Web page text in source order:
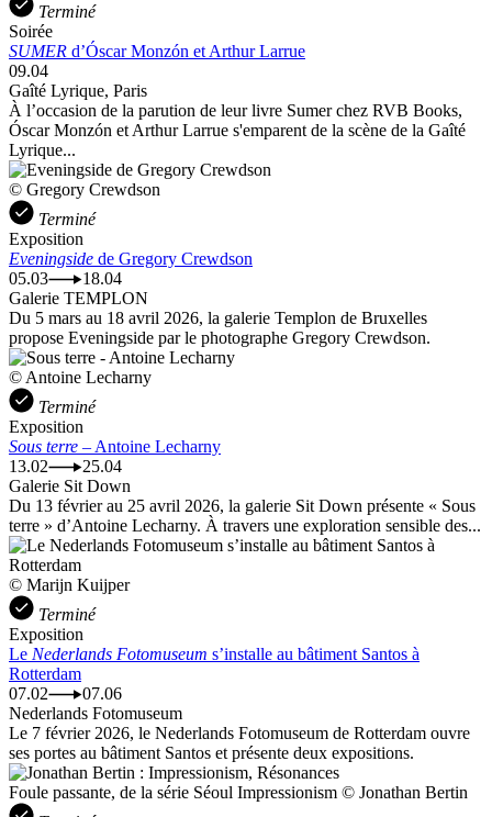
Terminé
Soirée
SUMER d’Óscar Monzón et Arthur Larrue
09.04
Gaîté Lyrique, Paris
À l’occasion de la parution de leur livre Sumer chez RVB Books,
Óscar Monzón et Arthur Larrue s'emparent de la scène de la Gaîté
Lyrique...
© Gregory Crewdson
Terminé
Exposition
Eveningside de Gregory Crewdson
05.03
18.04
Galerie TEMPLON
Du 5 mars au 18 avril 2026, la galerie Templon de Bruxelles
propose Eveningside par le photographe Gregory Crewdson.
© Antoine Lecharny
Terminé
Exposition
Sous terre – Antoine Lecharny
13.02
25.04
Galerie Sit Down
Du 13 février au 25 avril 2026, la galerie Sit Down présente « Sous
terre » d’Antoine Lecharny. À travers une exploration sensible des...
© Marijn Kuijper
Terminé
Exposition
Le Nederlands Fotomuseum s’installe au bâtiment Santos à
Rotterdam
07.02
07.06
Nederlands Fotomuseum
Le 7 février 2026, le Nederlands Fotomuseum de Rotterdam ouvre
ses portes au bâtiment Santos et présente deux expositions.
Foule passante, de la série Séoul Impressionism © Jonathan Bertin